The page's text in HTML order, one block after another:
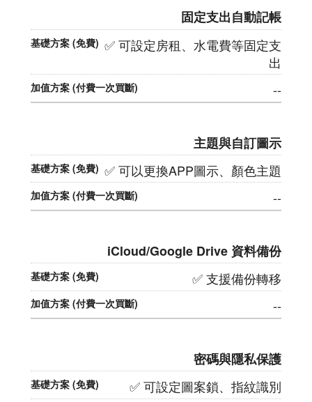
固定支出自動記帳
✅ 可設定房租、水電費等固定支
出
--
主題與自訂圖示
✅ 可以更換APP圖示、顏色主題
--
iCloud/Google Drive 資料備份
✅ 支援備份轉移
--
密碼與隱私保護
✅ 可設定圖案鎖、指紋識別